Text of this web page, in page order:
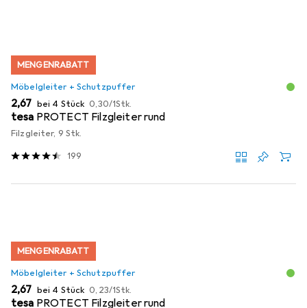
MENGENRABATT
Möbelgleiter + Schutzpuffer
EUR
2,67 bei 4 Stück EUR
0,30/1Stk.
tesa PROTECT Filzgleiter rund
Filzgleiter, 9 Stk.
199
MENGENRABATT
Möbelgleiter + Schutzpuffer
EUR
2,67 bei 4 Stück EUR
0,23/1Stk.
tesa PROTECT Filzgleiter rund